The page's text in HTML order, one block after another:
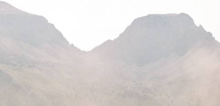
autre visage de la Corse
Vous féliciter d’avoir attendu l’hiver pour (re)découvrir la Corse sous un
angle inédit, sans la foule
Toutes nos suggestions de voyages vacances de février en